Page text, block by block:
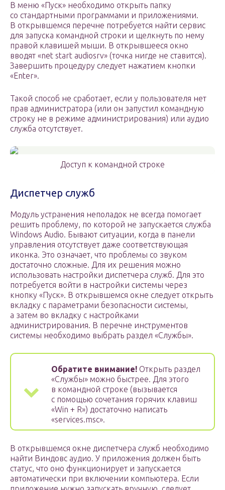
В меню «Пуск» необходимо открыть папку
со стандартными программами и приложениями.
В открывшемся перечне потребуется найти сервис
для запуска командной строки и щелкнуть по нему
правой клавишей мыши. В открывшееся окно
вводят «net start audiosrv» (точка нигде не ставится).
Завершить процедуру следует нажатием кнопки
«Enter».
Такой способ не сработает, если у пользователя нет
прав администратора (или он запустил командную
строку не в режиме администрирования) или аудио
служба отсутствует.
Доступ к командной строке
Диспетчер служб
Модуль устранения неполадок не всегда помогает
решить проблему, по которой не запускается служба
Windows Audio. Бывают ситуации, когда в панели
управления отсутствует даже соответствующая
иконка. Это означает, что проблемы со звуком
достаточно сложные. Для их решения можно
использовать настройки диспетчера служб. Для это
потребуется войти в настройки системы через
кнопку «Пуск». В открывшемся окне следует открыть
вкладку с параметрами безопасности системы,
а затем во вкладку с настройками
администрирования. В перечне инструментов
системы необходимо выбрать раздел «Службы».
Обратите внимание! Открыть раздел
«Службы» можно быстрее. Для этого
в командной строке (вызывается
с помощью сочетания горячих клавиш
«Win + R») достаточно написать
«services.msc».
В открывшемся окне диспетчера служб необходимо
найти Виндовс аудио. У приложения должен быть
статус, что оно функционирует и запускается
автоматически при включении компьютера. Если